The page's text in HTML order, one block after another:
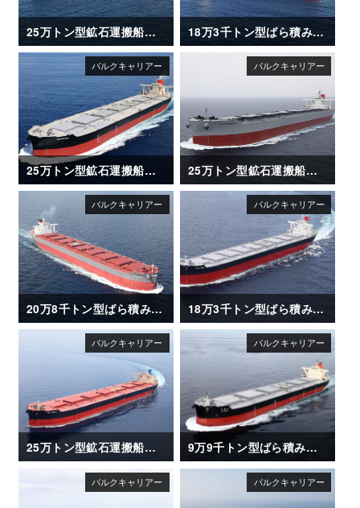
25万トン型鉱石運搬船「NSU BRILLIANCE」 18万3千トン型ばら積み運搬船「NIGHTSKY」
25万トン型鉱石運搬船「AKAGISAN」 25万トン型鉱石運搬船「CAPE ESPERANZA」
20万8千トン型ばら積み運搬船「CSK ZEPHYR」 18万3千トン型ばら積み運搬船「CAPE OASIS」
25万トン型鉱石運搬船「NSU XANADU」 9万9千トン型ばら積み運搬船「OI MARU (大井丸)」